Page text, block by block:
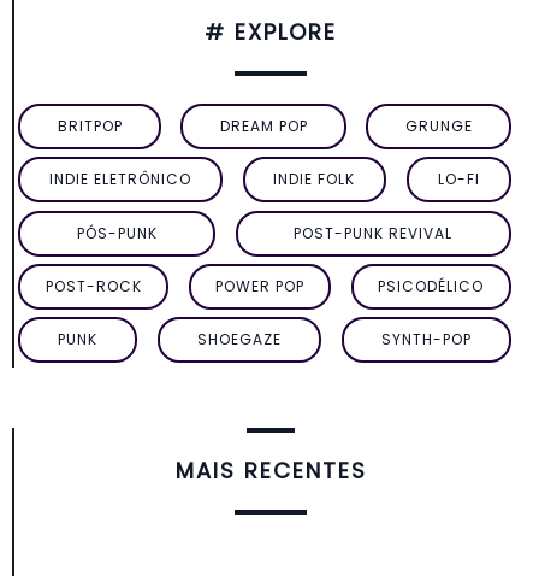
# EXPLORE
BRITPOP DREAM POP GRUNGE
INDIE ELETRÔNICO INDIE FOLK LO-FI
PÓS-PUNK POST-PUNK REVIVAL
POST-ROCK POWER POP PSICODÉLICO
PUNK SHOEGAZE SYNTH-POP
MAIS RECENTES